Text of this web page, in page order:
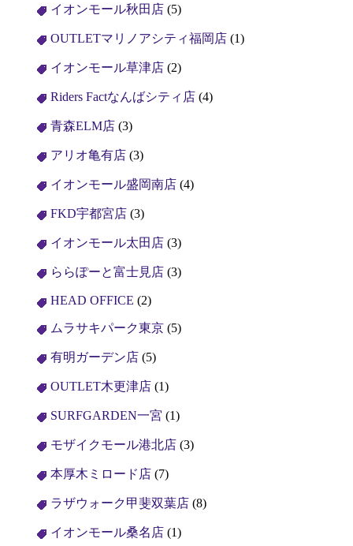
イオンモール秋田店 (5)
OUTLETマリノアシティ福岡店 (1)
イオンモール草津店 (2)
Riders Factなんばシティ店 (4)
青森ELM店 (3)
アリオ亀有店 (3)
イオンモール盛岡南店 (4)
FKD宇都宮店 (3)
イオンモール太田店 (3)
ららぽーと富士見店 (3)
HEAD OFFICE (2)
ムラサキパーク東京 (5)
有明ガーデン店 (5)
OUTLET木更津店 (1)
SURFGARDEN一宮 (1)
モザイクモール港北店 (3)
本厚木ミロード店 (7)
ラザウォーク甲斐双葉店 (8)
イオンモール桑名店 (1)